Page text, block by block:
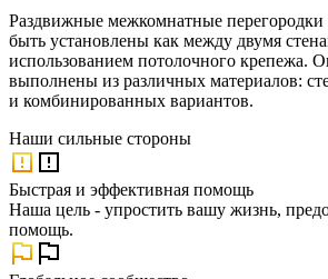
Раздвижные межкомнатные
быть установлены как между двумя
использованием потолочного крепежа.
выполнены из различных материалов:
и комбинированных вариантов.
Наши сильные стороны
Быстрая и эффективная помощь
Наша цель - упростить вашу жизнь,
помощь.